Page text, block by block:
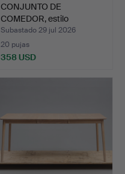
CONJUNTO DE
COMEDOR, estilo
gustaviano, 7 …
Subastado 29 jul 2026
20 pujas
358 USD